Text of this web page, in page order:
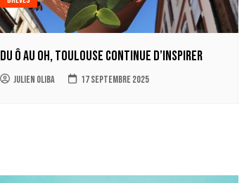
Du Ô au Oh, Toulouse continue d’inspirer
Julien Oliba 17 septembre 2025